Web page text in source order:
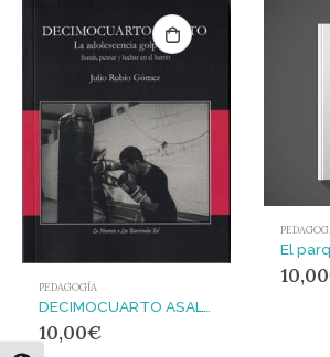
PEDAGOGÍA
DECIMOCUARTO ASALTO
10,00€
10,00